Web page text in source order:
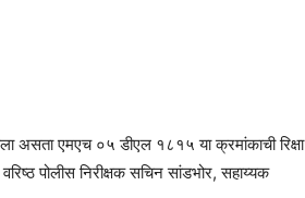
असता एमएच ०५ डीएल १८१५ या क्रमांकाची रिक्षा
पोलीस निरीक्षक सचिन सांडभोर, सहाय्यक